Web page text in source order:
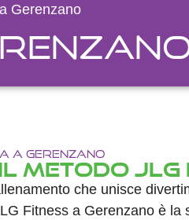
Gerenzano
a Gerenzano
Metodo JLG
che unisce
Fitness a Gerenzano è la